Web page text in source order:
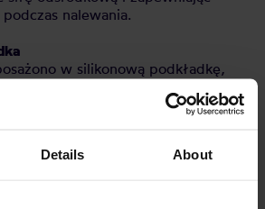
Details About
nalewania.
w silikonową podkładkę,
arkusza szkła hartowanego
mogłyby gromadzić się